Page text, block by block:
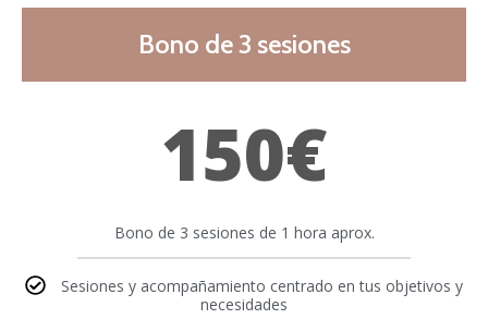
Bono de 3 sesiones
150€
Bono de 3 sesiones de 1 hora aprox.
Sesiones y acompañamiento centrado en tus objetivos y
necesidades